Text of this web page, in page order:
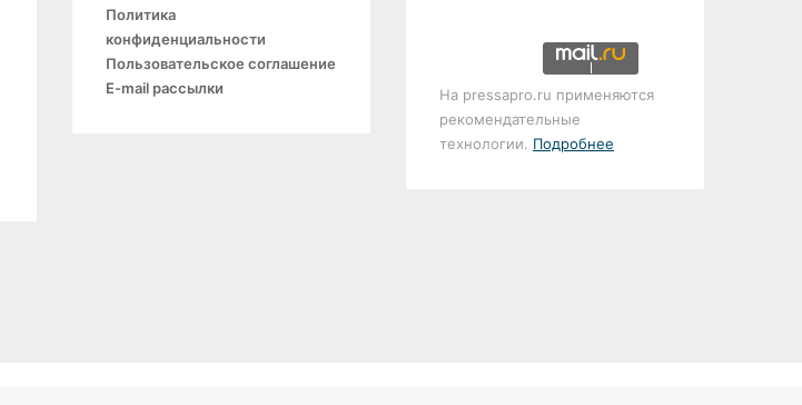
Политика
конфиденциальности
Пользовательское соглашение
E-mail рассылки
На pressapro.ru применяются
рекомендательные
технологии. Подробнее